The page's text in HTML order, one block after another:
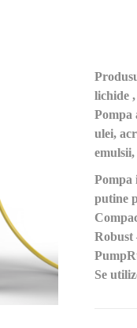
lichide
Pompa
ulei,
Pompa
putine
Robust
Se